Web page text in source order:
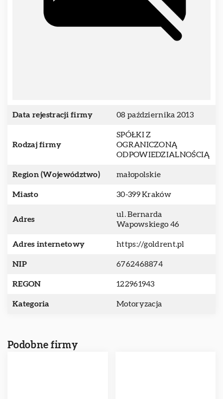
Data rejestracji firmy 08 października 2013
Rodzaj firmy
SPÓŁKI Z
OGRANICZONĄ
ODPOWIEDZIALNOŚCIĄ
Region (Województwo) małopolskie
Miasto 30-399 Kraków
Adres
ul. Bernarda
Wapowskiego 46
Adres internetowy https://goldrent.pl
NIP 6762468874
REGON 122961943
Kategoria Motoryzacja
Podobne firmy